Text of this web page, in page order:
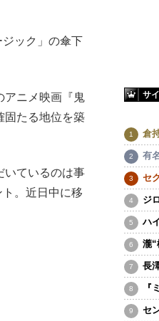
ック」の傘下
アニメ映画『鬼
固たる地位を築
いているのは事
。近日中に移
サ
倉
有
セ
ジ
ハ
瀧“
長
『
セ